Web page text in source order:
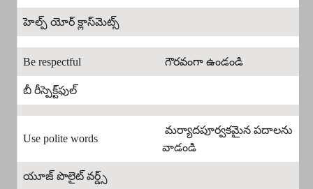
హెల్ప్ యోర్ క్లాస్‌మెట్స్
Be respectful గౌరవంగా ఉండండి
బీ రీస్పెక్ట్‌ఫుల్
Use polite words
మర్యాదపూర్వకమైన పదాలను
వాడండి
యూజ్ పొలైట్ వర్డ్స్